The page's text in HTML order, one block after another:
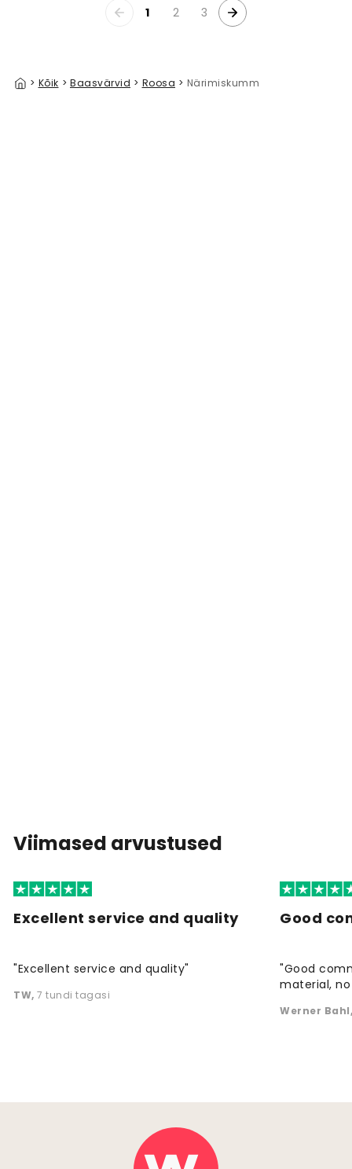
1 2 3
> Kõik > Baasvärvid > Roosa > Närimiskumm
Viimased arvustused
Excellent service and quality
"Excellent service and quality"
TW, 7 tundi tagasi
Good
"Good
material,
Werner Bahl